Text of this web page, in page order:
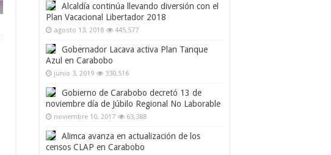
Alcaldía continúa llevando diversión con el
Plan Vacacional Libertador 2018
agosto 13, 2018 445,577
Gobernador Lacava activa Plan Tanque
Azul en Carabobo
junio 3, 2019 330,516
Gobierno de Carabobo decretó 13 de
noviembre día de Júbilo Regional No Laborable
noviembre 10, 2017 63,388
Alimca avanza en actualización de los
censos CLAP en Carabobo